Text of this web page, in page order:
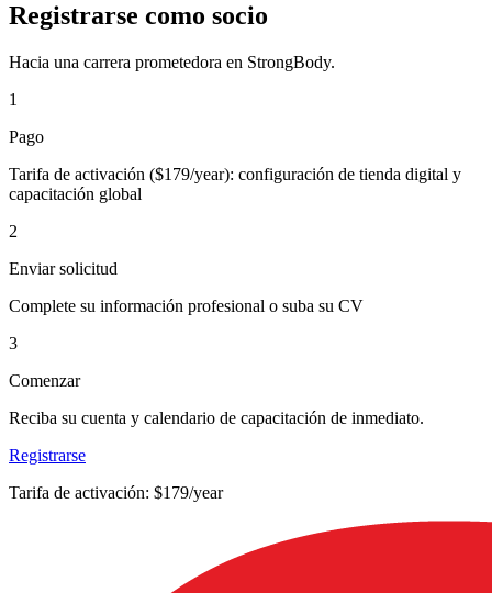
Registrarse como socio
Hacia una carrera prometedora en StrongBody.
1
Pago
Tarifa de activación ($179/year): configuración de tienda digital y
capacitación global
2
Enviar solicitud
Complete su información profesional o suba su CV
3
Comenzar
Reciba su cuenta y calendario de capacitación de inmediato.
Registrarse
Tarifa de activación: $179/year